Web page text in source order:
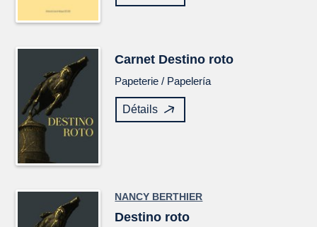
Carnet Destino roto
Papeterie / Papelería
Détails
NANCY BERTHIER
Destino roto